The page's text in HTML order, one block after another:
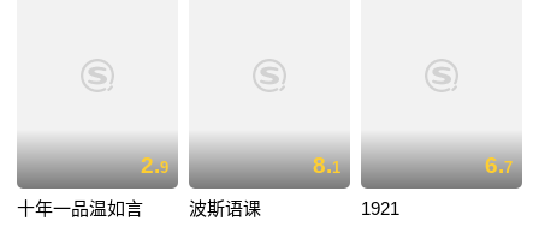
2.9
十年一品温如言
8.1
波斯语课
6.7
1921